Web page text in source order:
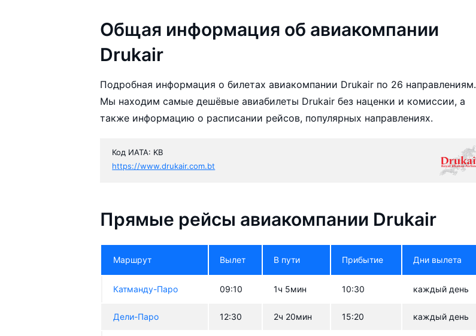
Общая информация об авиакомпании
Drukair
Подробная информация о билетах авиакомпании Drukair по 26 направлениям.
Мы находим самые дешёвые авиабилеты Drukair без наценки и комиссии, а
также информацию о расписании рейсов, популярных направлениях.
Код ИАТА: KB
https://www.drukair.com.bt
Прямые рейсы авиакомпании Drukair
Маршрут Вылет В пути Прибытие Дни вылета
Катманду-Паро 09:10 1ч 5мин 10:30 каждый день
Дели-Паро 12:30 2ч 20мин 15:20 каждый день